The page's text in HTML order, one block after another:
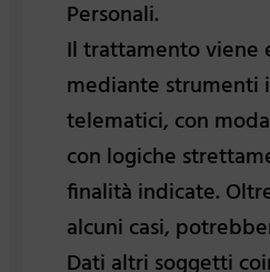
Personali.
Il trattamento viene
mediante
telematici, con
con logiche
finalità indicate.
alcuni casi,
Dati altri soggetti